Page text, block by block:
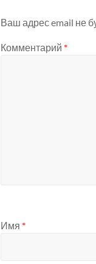
Ваш адрес email не
Комментарий *
Имя *